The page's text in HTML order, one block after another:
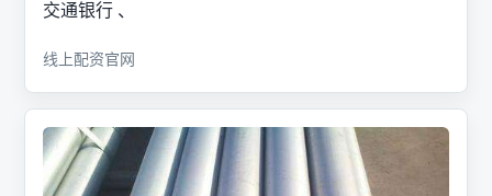
交通银行 、
线上配资官网